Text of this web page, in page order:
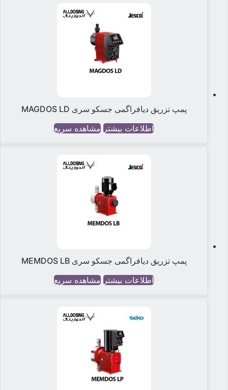
پمپ تزریق دیافراگمی جسکو سری MAGDOS LD
اطلاعات بیشتر مشاهده سریع
پمپ تزریق دیافراگمی جسکو سری MEMDOS LB
اطلاعات بیشتر مشاهده سریع